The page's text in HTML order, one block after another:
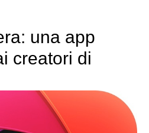
una app
creatori di